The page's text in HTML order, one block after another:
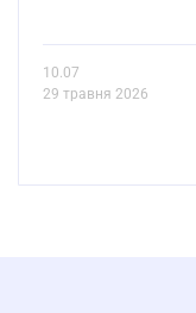
10.07
29 травня 2026